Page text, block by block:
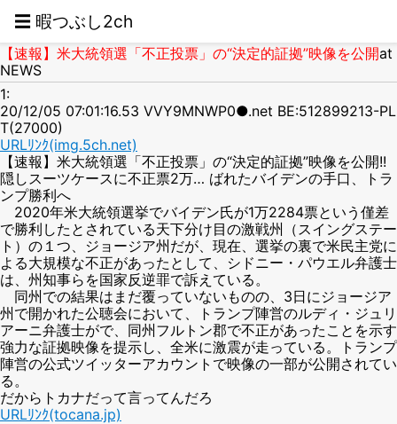
☰ 暇つぶし2ch
【速報】米大統領選「不正投票」の“決定的証拠”映像を公開at
NEWS
1:
20/12/05 07:01:16.53 VVY9MNWP0●.net BE:512899213-PL
T(27000)
URLﾘﾝｸ(img.5ch.net)
【速報】米大統領選「不正投票」の“決定的証拠”映像を公開!!
隠しスーツケースに不正票2万… ばれたバイデンの手口、トラ
ンプ勝利へ
2020年米大統領選挙でバイデン氏が1万2284票という僅差
で勝利したとされている天下分け目の激戦州（スイングステー
ト）の１つ、ジョージア州だが、現在、選挙の裏で米民主党に
よる大規模な不正があったとして、シドニー・パウエル弁護士
は、州知事らを国家反逆罪で訴えている。
同州での結果はまだ覆っていないものの、3日にジョージア
州で開かれた公聴会において、トランプ陣営のルディ・ジュリ
アーニ弁護士がで、同州フルトン郡で不正があったことを示す
強力な証拠映像を提示し、全米に激震が走っている。トランプ
陣営の公式ツイッターアカウントで映像の一部が公開されてい
る。
だからトカナだって言ってんだろ
URLﾘﾝｸ(tocana.jp)